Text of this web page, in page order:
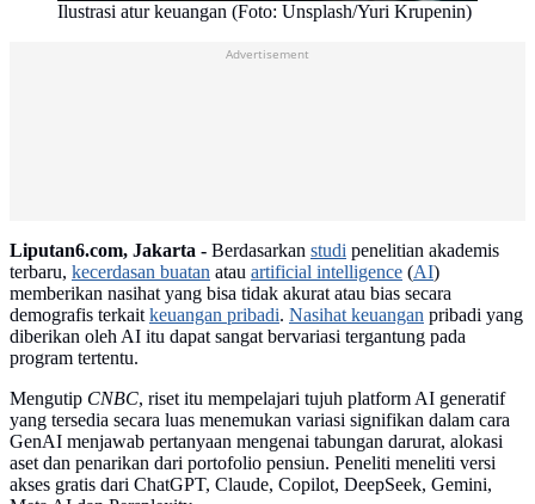
Ilustrasi atur keuangan (Foto: Unsplash/Yuri Krupenin)
Advertisement
Liputan6.com, Jakarta - Berdasarkan studi penelitian akademis
terbaru, kecerdasan buatan atau artificial intelligence (AI)
memberikan nasihat yang bisa tidak akurat atau bias secara
demografis terkaitkeuangan pribadi. Nasihat keuangan pribadi yang
diberikan oleh AI itu dapat sangat bervariasi tergantung pada
program tertentu.
Mengutip CNBC, riset itu mempelajari tujuh platform AI generatif
yang tersedia secara luas menemukan variasi signifikan dalam cara
GenAI menjawab pertanyaan mengenai tabungan darurat, alokasi
aset dan penarikan dari portofolio pensiun. Peneliti meneliti versi
akses gratis dari ChatGPT, Claude, Copilot, DeepSeek, Gemini,